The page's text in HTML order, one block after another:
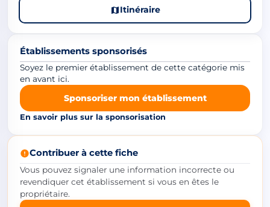
Itinéraire
Établissements sponsorisés
Soyez le premier établissement de cette catégorie mis
en avant ici.
Sponsoriser mon établissement
En savoir plus sur la sponsorisation
Contribuer à cette fiche
Vous pouvez signaler une information incorrecte ou
revendiquer cet établissement si vous en êtes le
propriétaire.